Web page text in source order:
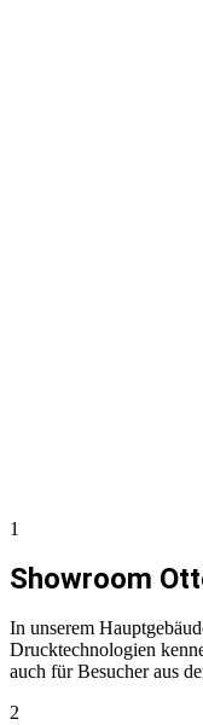
1
Showroom
In unserem
Drucktechnologien
auch für Besucher aus
2